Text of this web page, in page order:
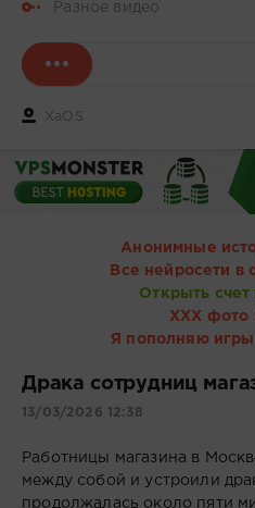
Разное видео
XaOS
Анонимные
Все нейросети в
Открыть счет
ХХХ фото
Я пополняю игры
Драка сотрудниц
13/03/2026 12:38
Работницы магазина в
между собой и устроили
продолжалась около пяти